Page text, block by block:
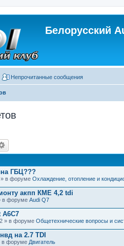
Белорусский
Непрочитанные сообщения
ГБЦ???
» в форуме Охлаждение, отопление и
акпп КМЕ 4,2 tdi
в форуме Audi Q7
» в форуме Общетехнические вопросы и
на 2.7 TDI
в форуме Двигатель